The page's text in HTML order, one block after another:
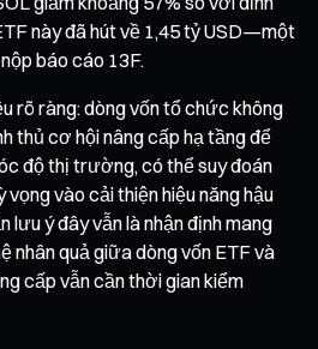
này đã hút về 1,45 tỷ USD—một
báo cáo 13F.
rõ ràng: dòng vốn tổ chức không
thủ cơ hội nâng cấp hạ tầng để
độ thị trường, có thể suy đoán
vọng vào cải thiện hiệu năng hậu
lưu ý đây vẫn là nhận định mang
nhân quả giữa dòng vốn ETF và
cấp vẫn cần thời gian kiểm